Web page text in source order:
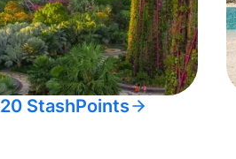
20 StashPoints